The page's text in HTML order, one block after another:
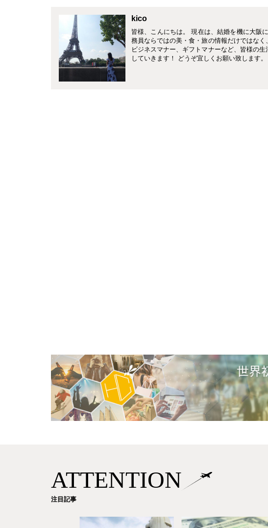
kico
皆様、こんにちは。 現在は、結婚を機に大阪
務員ならではの美・食・旅の情報だけではな
ビジネスマナー、ギフトマナーなど、皆様の
していきます！ どうぞ宜しくお願い致します。
ATTENTION
注目記事